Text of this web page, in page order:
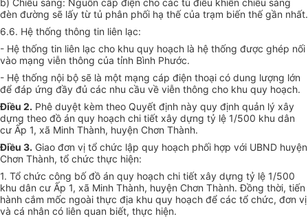
b) Chiếu sáng: Nguồn cấp điện cho các tủ điều khiển chiếu sáng
đèn đường sẽ lấy từ tủ phân phối hạ thế của trạm biến thế gần nhất.
6.6. Hệ thống thông tin liên lạc:
- Hệ thống tin liên lạc cho khu quy hoạch là hệ thống được ghép nối
vào mạng viễn thông của tỉnh Bình Phước.
- Hệ thống nội bộ sẽ là một mạng cáp điện thoại có dung lượng lớn
để đáp ứng đầy đủ các nhu cầu về viễn thông cho khu quy hoạch.
Điều 2. Phê duyệt kèm theo Quyết định này quy định quản lý xây
dựng theo đồ án quy hoạch chi tiết xây dựng tỷ lệ 1/500 khu dân
cư Ấp 1, xã Minh Thành, huyện Chơn Thành.
Điều 3. Giao đơn vị tổ chức lập quy hoạch phối hợp với UBND huyện
Chơn Thành, tổ chức thực hiện:
1. Tổ chức công bố đồ án quy hoạch chi tiết xây dựng tỷ lệ 1/500
khu dân cư Ấp 1, xã Minh Thành, huyện Chơn Thành. Đồng thời, tiến
hành cắm mốc ngoài thực địa khu quy hoạch để các tổ chức, đơn vị
và cá nhân có liên quan biết, thực hiện.